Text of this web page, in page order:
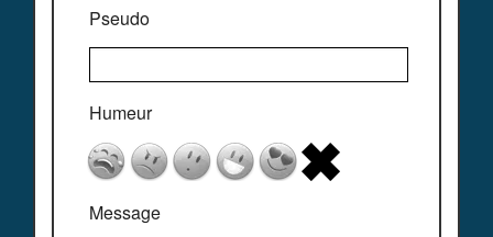
Pseudo
Humeur
Message